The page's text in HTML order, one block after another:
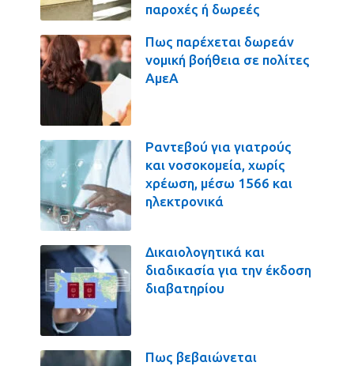
παροχές ή δωρεές
Πως παρέχεται δωρεάν
νομική βοήθεια σε πολίτες
ΑμεΑ
Ραντεβού για γιατρούς
και νοσοκομεία, χωρίς
χρέωση, μέσω 1566 και
ηλεκτρονικά
Δικαιολογητικά και
διαδικασία για την έκδοση
διαβατηρίου
Πως βεβαιώνεται